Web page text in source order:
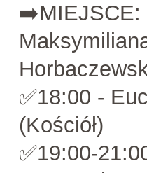
➡️MIEJSCE:
✅18:00 -
(Kościół)
✅19:00-